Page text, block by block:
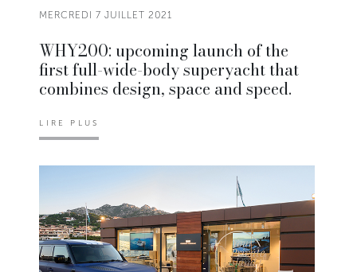
MERCREDI 7 JUILLET 2021
WHY200: upcoming launch of the
first full-wide-body superyacht that
combines design, space and speed.
LIRE PLUS